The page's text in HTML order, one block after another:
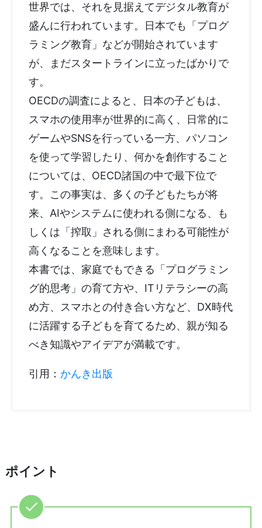
世界では、それを見据えてデジタル教育が
盛んに行われています。日本でも「プログ
ラミング教育」などが開始されています
が、まだスタートラインに立ったばかりで
す。
OECDの調査によると、日本の子どもは、
スマホの使用率が世界的に高く、日常的に
ゲームやSNSを行っている一方、パソコン
を使って学習したり、何かを創作すること
については、OECD諸国の中で最下位で
す。この事実は、多くの子どもたちが将
来、AIやシステムに使われる側になる、も
しくは「搾取」される側にまわる可能性が
高くなることを意味します。
本書では、家庭でもできる「プログラミン
グ的思考」の育て方や、ITリテラシーの高
め方、スマホとの付き合い方など、DX時代
に活躍する子どもを育てるため、親が知る
べき知識やアイデアが満載です。
引用： かんき出版
ポイント